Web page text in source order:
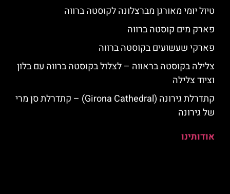
טיול יומי מאורגן מברצלונה לקוסטה ברווה
פארק מים קוסטה ברווה
פארקי שעשועים בקוסטה ברווה
צלילה בקוסטה בראווה – לצלול בקוסטה ברווה עם בלון
וציוד צלילה
קתדרלת גירונה (Girona Cathedral) – קתדרלת סן מרי
של גירונה
אודותינו